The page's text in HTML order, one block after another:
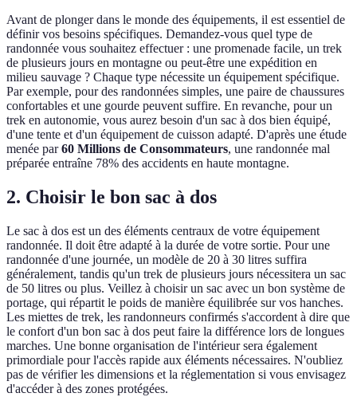
Avant de plonger dans le monde des équipements, il est essentiel de
définir vos besoins spécifiques. Demandez-vous quel type de
randonnée vous souhaitez effectuer : une promenade facile, un trek
de plusieurs jours en montagne ou peut-être une expédition en
milieu sauvage ? Chaque type nécessite un équipement spécifique.
Par exemple, pour des randonnées simples, une paire de chaussures
confortables et une gourde peuvent suffire. En revanche, pour un
trek en autonomie, vous aurez besoin d'un sac à dos bien équipé,
d'une tente et d'un équipement de cuisson adapté. D'après une étude
menée par60 Millions de Consommateurs, une randonnée mal
préparée entraîne 78% des accidents en haute montagne.
2. Choisir le bon sac à dos
Le sac à dos est un des éléments centraux de votre équipement
randonnée. Il doit être adapté à la durée de votre sortie. Pour une
randonnée d'une journée, un modèle de 20 à 30 litres suffira
généralement, tandis qu'un trek de plusieurs jours nécessitera un sac
de 50 litres ou plus. Veillez à choisir un sac avec un bon système de
portage, qui répartit le poids de manière équilibrée sur vos hanches.
Les miettes de trek, les randonneurs confirmés s'accordent à dire que
le confort d'un bon sac à dos peut faire la différence lors de longues
marches. Une bonne organisation de l'intérieur sera également
primordiale pour l'accès rapide aux éléments nécessaires. N'oubliez
pas de vérifier les dimensions et la réglementation si vous envisagez
d'accéder à des zones protégées.